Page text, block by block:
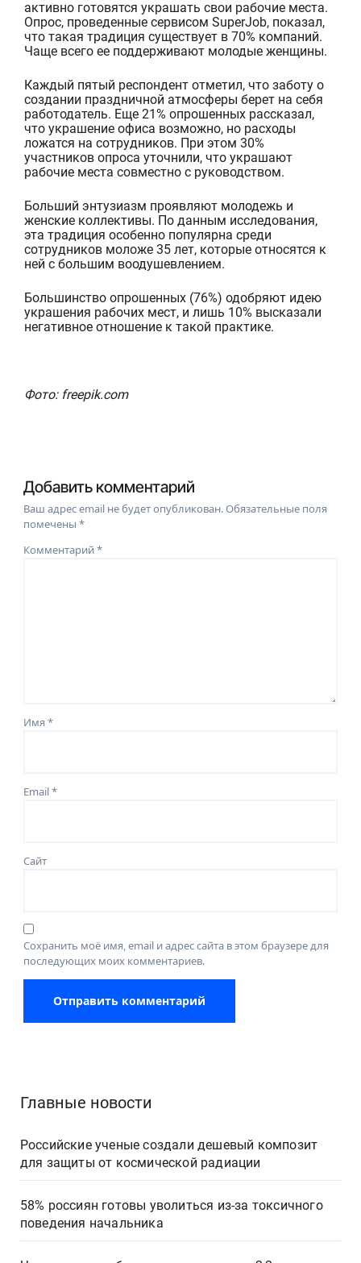
активно готовятся украшать свои рабочие места.
Опрос, проведенные сервисом SuperJob, показал,
что такая традиция существует в 70% компаний.
Чаще всего ее поддерживают молодые женщины.
Каждый пятый респондент отметил, что заботу о
создании праздничной атмосферы берет на себя
работодатель. Еще 21% опрошенных рассказал,
что украшение офиса возможно, но расходы
ложатся на сотрудников. При этом 30%
участников опроса уточнили, что украшают
рабочие места совместно с руководством.
Больший энтузиазм проявляют молодежь и
женские коллективы. По данным исследования,
эта традиция особенно популярна среди
сотрудников моложе 35 лет, которые относятся к
ней с большим воодушевлением.
Большинство опрошенных (76%) одобряют идею
украшения рабочих мест, и лишь 10% высказали
негативное отношение к такой практике.
Фото: freepik.com
Добавить комментарий
Ваш адрес email не будет опубликован.Обязательные поля
помечены*
Комментарий*
Имя*
Email*
Сайт
Сохранить моё имя, email и адрес сайта в этом браузере для
последующих моих комментариев.
Главные новости
Российские ученые создали дешевый композит
для защиты от космической радиации
58% россиян готовы уволиться из-за токсичного
поведения начальника